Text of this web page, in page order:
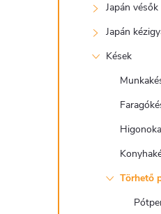
Japán vésők
Japán
Kések
Törhető